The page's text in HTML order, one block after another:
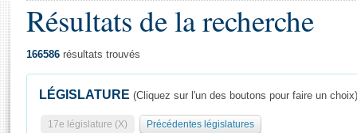
Général
Résultats de la recherche
166586 résultats trouvés
LÉGISLATURE (Cliquez sur l'un des boutons pour faire un choix)
17e législature (X) Précédentes législatures